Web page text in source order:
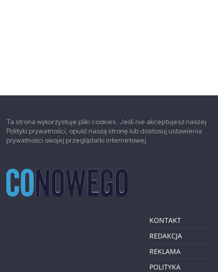
Ta strona wykorzystuje pliki cookies. Jeśli nie akceptujesz naszej
Polityki prywatności, opuść naszą stronę lub dostosuj ustawienia
prywatności swojej przeglądarki internetowej.
KONTAKT
REDAKCJA
REKLAMA
POLITYKA